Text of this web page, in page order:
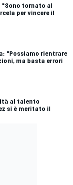
"Sono tornato al
per vincere il
"Possiamo rientrare
ma basta errori
al talento
si è meritato il